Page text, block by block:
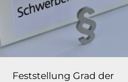
Feststellung Grad der